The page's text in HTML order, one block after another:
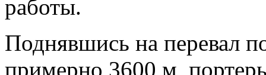
работы.
Поднявшись на перевал
примерно 3600 м,